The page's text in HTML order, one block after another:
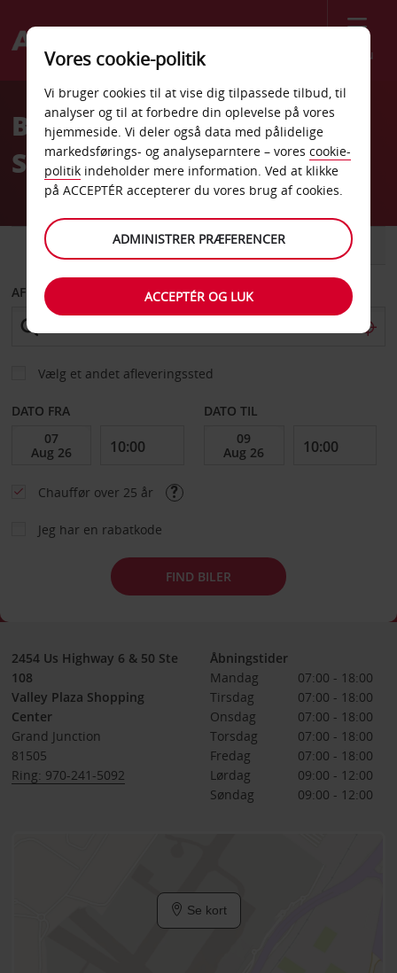
Menu
Welcome
AvisBilleje Grand Junction
Sears
VAREVOGN
AFHENT FRA
Vælg et andet afleveringssted
DATO FRA DATO TIL
Chauffør over 25 år
Jeg har en rabatkode
FIND BILER
2454 Us Highway 6 & 50 Ste
108
Valley Plaza Shopping
Center
Grand Junction
81505
Ring: 970-241-5092
Åbningstider
Mandag
07:00 - 18:00
Tirsdag
07:00 - 18:00
Onsdag
07:00 - 18:00
Torsdag
07:00 - 18:00
Fredag
07:00 - 18:00
Lørdag
09:00 - 12:00
Søndag
09:00 - 12:00
Se kort
Vores cookie-politik
Vi bruger cookies til at vise dig tilpassede tilbud, til
analyser og til at forbedre din oplevelse på vores
hjemmeside. Vi deler også data med pålidelige
markedsførings- og analyseparntere – vores cookie-
politik indeholder mere information. Ved at klikke
på ACCEPTÉR accepterer du vores brug af cookies.
ADMINISTRER PRÆFERENCER
ACCEPTÉR OG LUK